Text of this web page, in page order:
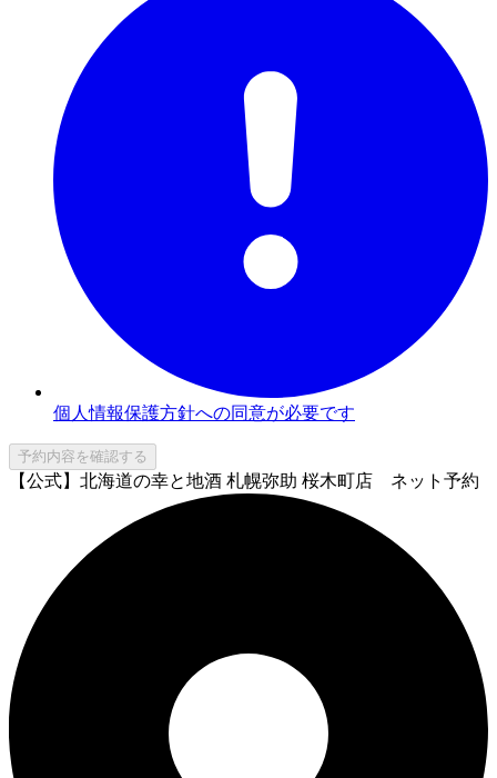
個人情報保護方針への同意が必要です
予約内容を確認する
【公式】北海道の幸と地酒 札幌弥助 桜木町店 ネット予約